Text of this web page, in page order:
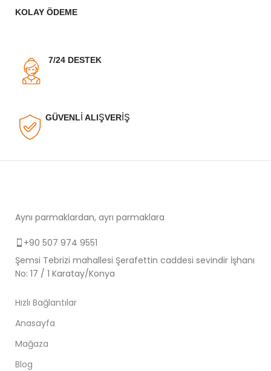
KOLAY ÖDEME
7/24 DESTEK
GÜVENLİ ALIŞVERİŞ
Aynı parmaklardan, ayrı parmaklara
+90 507 974 9551
Şemsi Tebrizi mahallesi Şerafettin caddesi sevindir İşhanı
No: 17 / 1 Karatay/Konya
Hızlı Bağlantılar
Anasayfa
Mağaza
Blog